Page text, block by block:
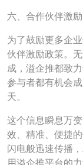
六、合作伙伴激
为了鼓励更多企
伙伴激励政策。
成，溢企推都致
参与者都有机会
天。
这个信息瞬息万
效、精准、便捷
闪电般迅速传播